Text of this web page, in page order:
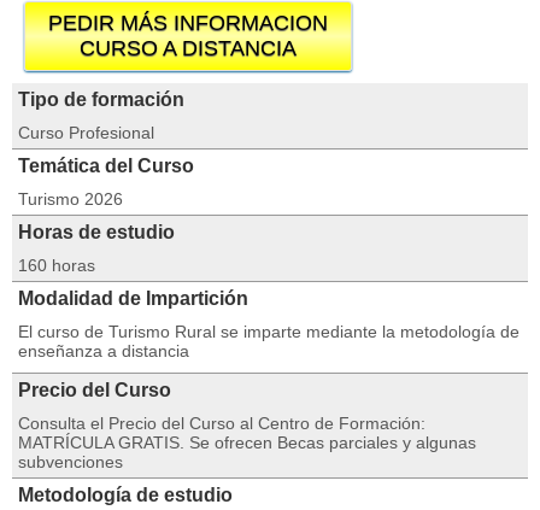
PEDIR MÁS INFORMACION
CURSO A DISTANCIA
Tipo de formación
Curso Profesional
Temática del Curso
Turismo 2026
Horas de estudio
160 horas
Modalidad de Impartición
El curso de Turismo Rural se imparte mediante la metodología de
enseñanza a distancia
Precio del Curso
Consulta el Precio del Curso al Centro de Formación:
MATRÍCULA GRATIS. Se ofrecen Becas parciales y algunas
subvenciones
Metodología de estudio